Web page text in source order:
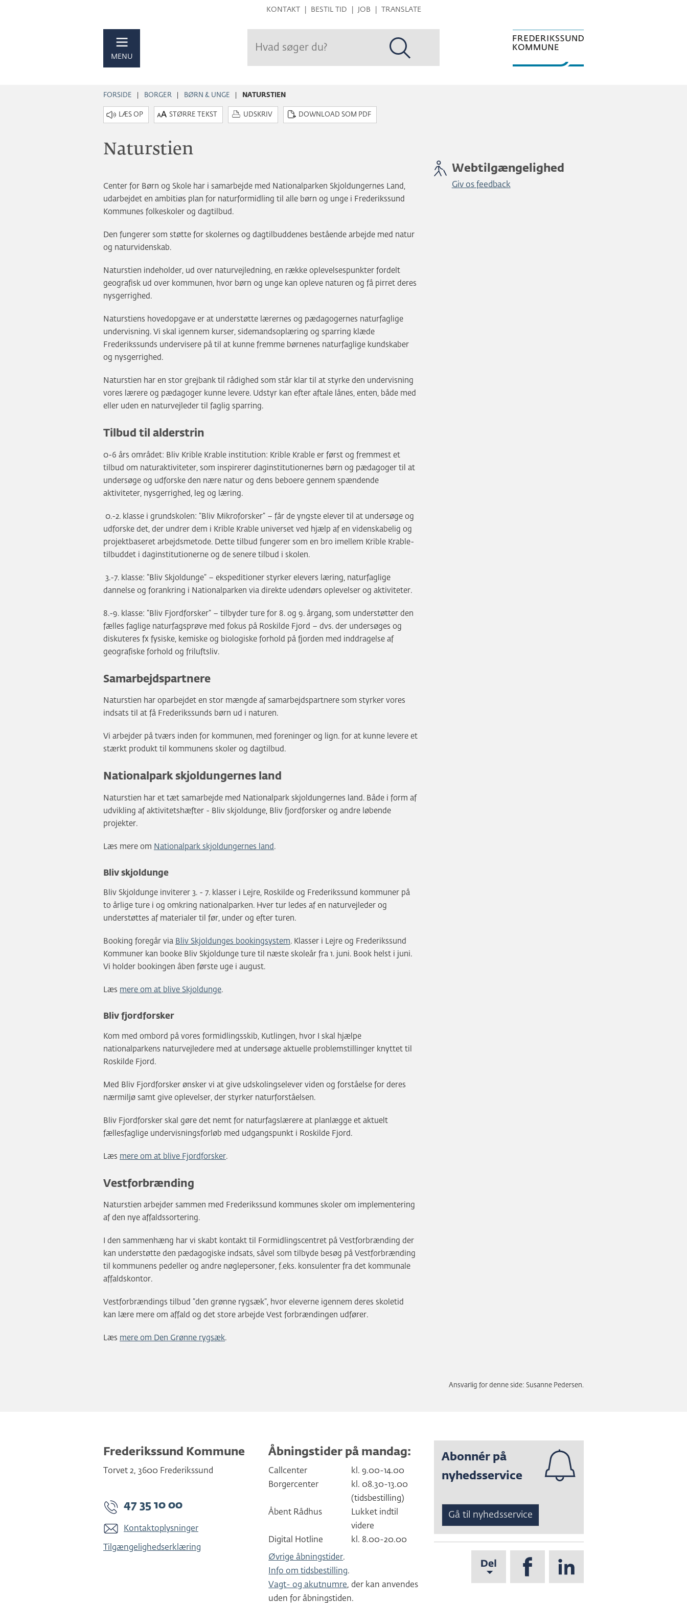
Hop
KONTAKT BESTIL TID JOB TRANSLATE
MENU
FORSIDE BORGER BØRN & UNGE NATURSTIEN
STØRRE TEKST UDSKRIV DOWNLOAD SOM PDF
Naturstien
Center for Børn og Skole har i samarbejde med Nationalparken Skjoldungernes Land,
udarbejdet en ambitiøs plan for naturformidling til alle børn og unge i Frederikssund
Kommunes folkeskoler og dagtilbud.
Den fungerer som støtte for skolernes og dagtilbuddenes bestående arbejde med natur
og naturvidenskab.
Naturstien indeholder, ud over naturvejledning, en række oplevelsespunkter fordelt
geografisk ud over kommunen, hvor børn og unge kan opleve naturen og få pirret deres
nysgerrighed.
Naturstiens hovedopgave er at understøtte lærernes og pædagogernes naturfaglige
undervisning. Vi skal igennem kurser, sidemandsoplæring og sparring klæde
Frederikssunds undervisere på til at kunne fremme børnenes naturfaglige kundskaber
og nysgerrighed.
Naturstien har en stor grejbank til rådighed som står klar til at styrke den undervisning
vores lærere og pædagoger kunne levere. Udstyr kan efter aftale lånes, enten, både med
eller uden en naturvejleder til faglig sparring.
Tilbud til alderstrin
0-6 års området: Bliv Krible Krable institution: Krible Krable er først og fremmest et
tilbud om naturaktiviteter, som inspirerer daginstitutionernes børn og pædagoger til at
undersøge og udforske den nære natur og dens beboere gennem spændende
aktiviteter, nysgerrighed, leg og læring.
0.-2. klasse i grundskolen: ”Bliv Mikroforsker” – får de yngste elever til at undersøge og
udforske det, der undrer dem i Krible Krable universet ved hjælp af en videnskabelig og
projektbaseret arbejdsmetode. Dette tilbud fungerer som en bro imellem Krible Krable-
tilbuddet i daginstitutionerne og de senere tilbud i skolen.
3.-7. klasse: ”Bliv Skjoldunge” – ekspeditioner styrker elevers læring, naturfaglige
dannelse og forankring i Nationalparken via direkte udendørs oplevelser og aktiviteter.
8.-9. klasse: ”Bliv Fjordforsker” – tilbyder ture for 8. og 9. årgang, som understøtter den
fælles faglige naturfagsprøve med fokus på Roskilde Fjord – dvs. der undersøges og
diskuteres fx fysiske, kemiske og biologiske forhold på fjorden med inddragelse af
geografiske forhold og friluftsliv.
Samarbejdspartnere
Naturstien har oparbejdet en stor mængde af samarbejdspartnere som styrker vores
indsats til at få Frederikssunds børn ud i naturen.
Vi arbejder på tværs inden for kommunen, med foreninger og lign. for at kunne levere et
stærkt produkt til kommunens skoler og dagtilbud.
Nationalpark skjoldungernes land
Naturstien har et tæt samarbejde med Nationalpark skjoldungernes land. Både i form af
udvikling af aktivitetshæfter - Bliv skjoldunge, Bliv fjordforsker og andre løbende
projekter.
Læs mere om Nationalpark skjoldungernes land .
Bliv skjoldunge
Bliv Skjoldunge inviterer 3. - 7. klasser i Lejre, Roskilde og Frederikssund kommuner på
to årlige ture i og omkring nationalparken. Hver tur ledes af en naturvejleder og
understøttes af materialer til før, under og efter turen.
Booking foregår via Bliv Skjoldunges bookingsystem. Klasser i Lejre og Frederikssund
Kommuner kan booke Bliv Skjoldunge ture til næste skoleår fra 1. juni. Book helst i juni.
Vi holder bookingen åben første uge i august.
Læs mere om at blive Skjoldunge.
Bliv fjordforsker
Kom med ombord på vores formidlingsskib, Kutlingen, hvor I skal hjælpe
nationalparkens naturvejledere med at undersøge aktuelle problemstillinger knyttet til
Roskilde Fjord.
Med Bliv Fjordforsker ønsker vi at give udskolingselever viden og forståelse for deres
nærmiljø samt give oplevelser, der styrker naturforståelsen.
Bliv Fjordforsker skal gøre det nemt for naturfagslærere at planlægge et aktuelt
fællesfaglige undervisningsforløb med udgangspunkt i Roskilde Fjord.
Læs mere om at blive Fjordforsker.
Vestforbrænding
Naturstien arbejder sammen med Frederikssund kommunes skoler om implementering
af den nye affaldssortering.
I den sammenhæng har vi skabt kontakt til Formidlingscentret på Vestforbrænding der
kan understøtte den pædagogiske indsats, såvel som tilbyde besøg på Vestforbrænding
til kommunens pedeller og andre nøglepersoner, f.eks. konsulenter fra det kommunale
affaldskontor.
Vestforbrændings tilbud ”den grønne rygsæk”, hvor eleverne igennem deres skoletid
kan lære mere om affald og det store arbejde Vest forbrændingen udfører.
Læs mere om Den Grønne rygsæk.
Webtilgængelighed
Giv os feedback
Ansvarlig for denne side: Susanne Pedersen.
Frederikssund Kommune
Torvet 2, 3600 Frederikssund
47 35 10 00
Kontaktoplysninger
Tilgængelighedserklæring
Åbningstider på mandag:
Callcenter
kl. 9.00-14.00
Borgercenter
kl. 08.30-13.00
(tidsbestilling)
Åbent Rådhus
Lukket indtil
videre
Digital Hotline
kl. 8.00-20.00
Øvrige åbningstider.
Info om tidsbestilling.
Vagt- og akutnumre, der kan anvendes
uden for åbningstiden.
Abonnér på
nyhedsservice
Gå til nyhedsservice